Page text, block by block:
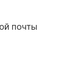
почты